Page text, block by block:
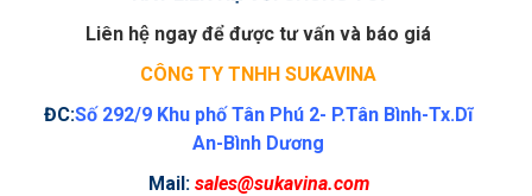
Liên hệ ngay để được tư vấn và báo giá
CÔNG TY TNHH SUKAVINA
ĐC:Số 292/9 Khu phố Tân Phú 2- P.Tân Bình-Tx.Dĩ
An-Bình Dương
Mail: sales@sukavina.com